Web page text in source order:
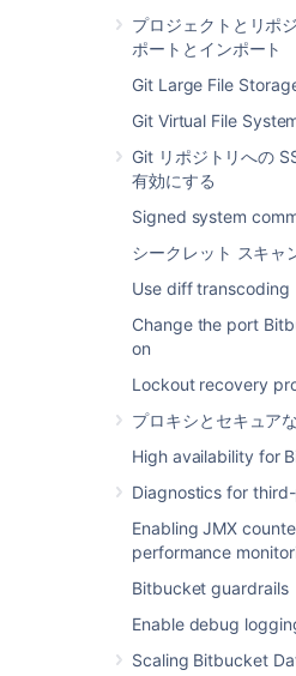
プロジェクトとリポ
ポートとインポート
Git Large File
Git Virtual File
Git リポジトリへの
有効にする
Signed system
シークレット スキャ
Use diff transcoding
Change the port
on
Lockout recovery
プロキシとセキュア
High availability for
Diagnostics for
Enabling JMX
performance
Bitbucket guardrails
Enable debug
Scaling Bitbucket
作成
You won’t be able to
you linkBitbucketto
Application Links.
Go to >
want to link to and
リンクの構成を完了し
アプリケーション リンク
ついては、「
アトラシアン
リンクして連携させる
プロジェクト
プロジェクト リンクには 2
2 方向のプロジェク
ンクであり、リンク
ーション リンクから
を作成または削除す
1 方向のプロジェク
れたアプリケーショ